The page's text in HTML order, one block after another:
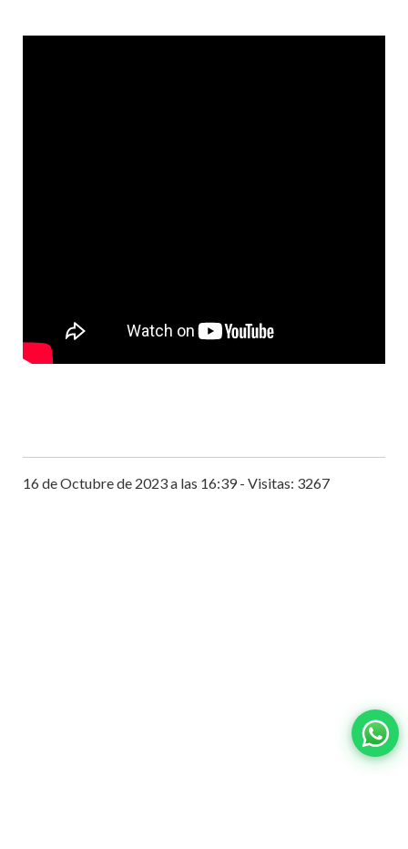
16 de Octubre de 2023 a las 16:39 - Visitas: 3267